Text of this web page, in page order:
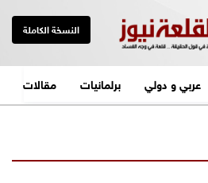
النسخة الكاملة
عربي و دولي برلمانيات مقالات